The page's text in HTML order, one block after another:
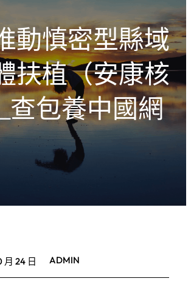
動慎密型縣域
扶植（安康核
查包養中國網
月 24 日 ADMIN